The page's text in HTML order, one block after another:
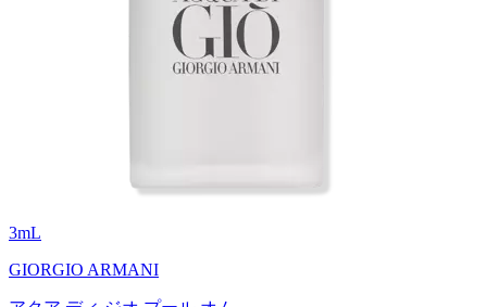
3mL
GIORGIO ARMANI